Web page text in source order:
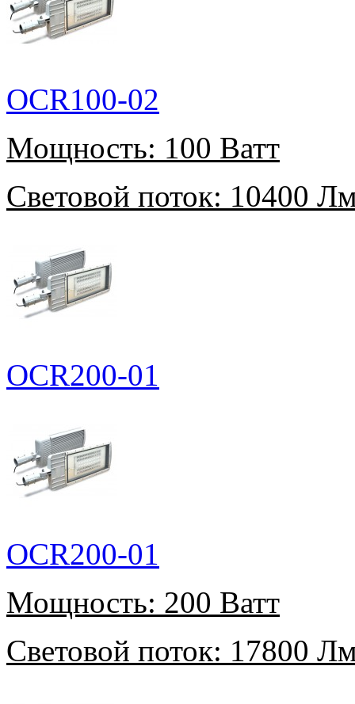
OCR100-02
Мощность: 100 Ватт
Световой поток: 10400
OCR200-01
OCR200-01
Мощность: 200 Ватт
Световой поток: 17800